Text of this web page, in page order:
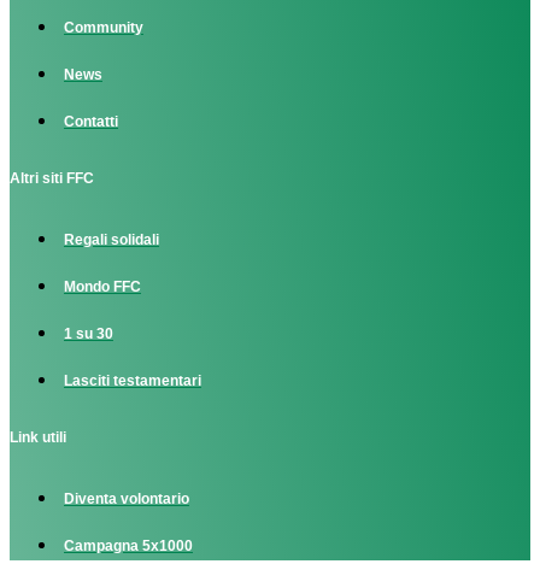
Community
News
Contatti
Altri siti FFC
Regali solidali
Mondo FFC
1 su 30
Lasciti testamentari
Link utili
Diventa volontario
Campagna 5x1000